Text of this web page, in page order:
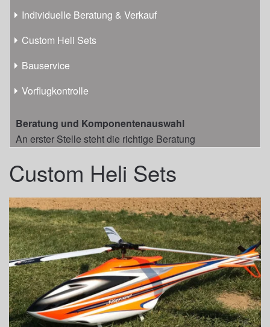
Individuelle Beratung & Verkauf
Custom Heli Sets
Bauservice
Vorflugkontrolle
Beratung und Komponentenauswahl
An erster Stelle steht die richtige Beratung
Custom Heli Sets